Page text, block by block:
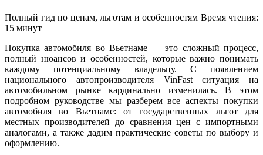
Полный гид по ценам, льготам и особенностям Время чтения:
15 минут
Покупка автомобиля во Вьетнаме — это сложный процесс,
полный нюансов и особенностей, которые важно понимать
каждому потенциальному владельцу. С появлением
национального автопроизводителя VinFast ситуация на
автомобильном рынке кардинально изменилась. В этом
подробном руководстве мы разберем все аспекты покупки
автомобиля во Вьетнаме: от государственных льгот для
местных производителей до сравнения цен с импортными
аналогами, а также дадим практические советы по выбору и
оформлению.